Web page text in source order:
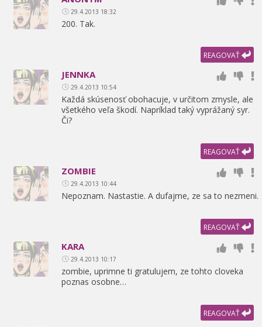
29.4.2013 18:32
200. Tak.
REAGOVAŤ
JENNKA
29.4.2013 10:54
Každá skúsenosť obohacuje, v určitom zmysle, ale
všetkého veľa škodí. Napríklad taký vyprážaný syr.
Či?
REAGOVAŤ
ZOMBIE
29.4.2013 10:44
Nepoznam. Nastastie. A dufajme, ze sa to nezmeni.
REAGOVAŤ
KARA
29.4.2013 10:17
zombie, uprimne ti gratulujem, ze tohto cloveka
poznas osobne…
REAGOVAŤ